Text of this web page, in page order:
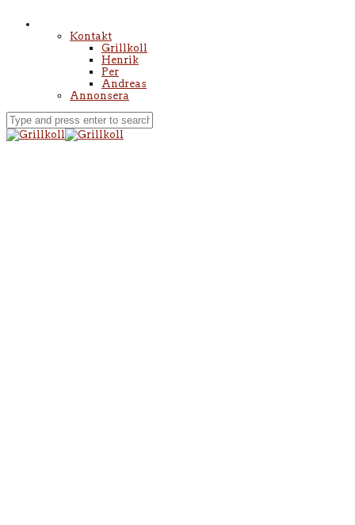
Kontakt
Grillkoll
Henrik
Per
Andreas
Annonsera